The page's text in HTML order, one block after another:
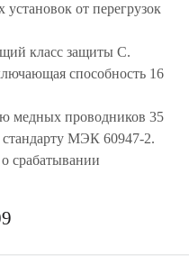
от перегрузок
класс защиты С.
способность 16
медных проводников 35
МЭК 60947-2.
срабатывании